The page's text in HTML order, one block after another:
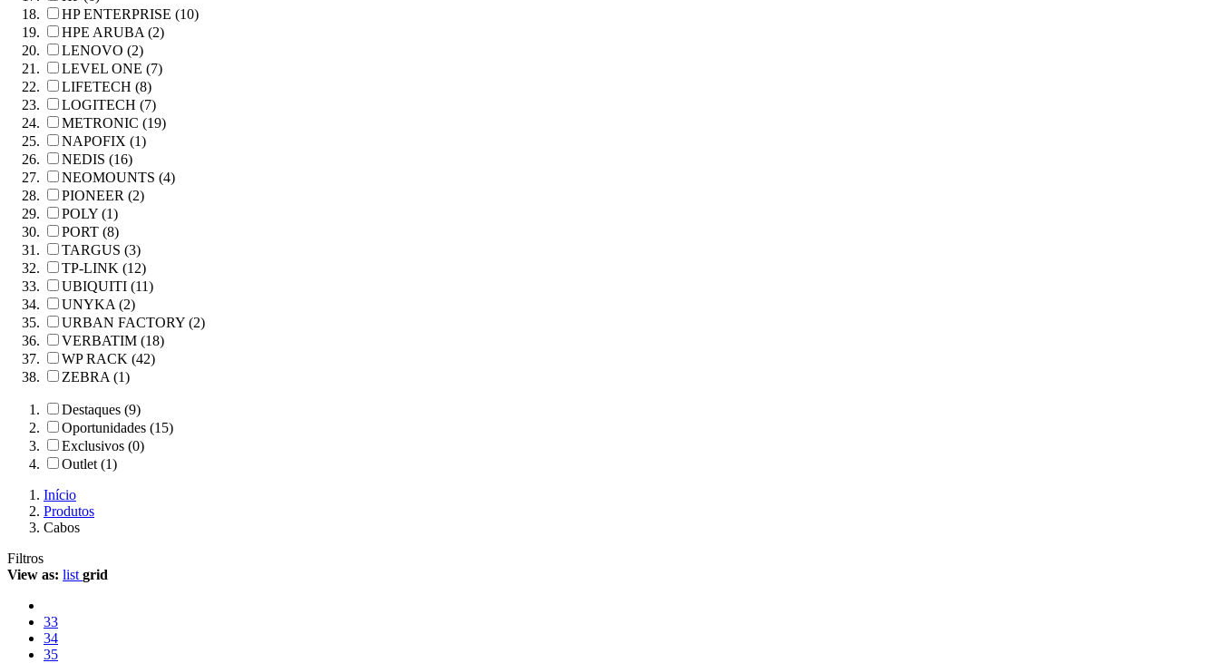
HP ENTERPRISE (10)
HPE ARUBA (2)
LENOVO (2)
LEVEL ONE (7)
LIFETECH (8)
LOGITECH (7)
METRONIC (19)
NAPOFIX (1)
NEDIS (16)
NEOMOUNTS (4)
PIONEER (2)
POLY (1)
PORT (8)
TARGUS (3)
TP-LINK (12)
UBIQUITI (11)
UNYKA (2)
URBAN FACTORY (2)
VERBATIM (18)
WP RACK (42)
ZEBRA (1)
Destaques (9)
Oportunidades (15)
Exclusivos (0)
Outlet (1)
Início
Produtos
Cabos
Filtros
View as: list grid
33
34
35